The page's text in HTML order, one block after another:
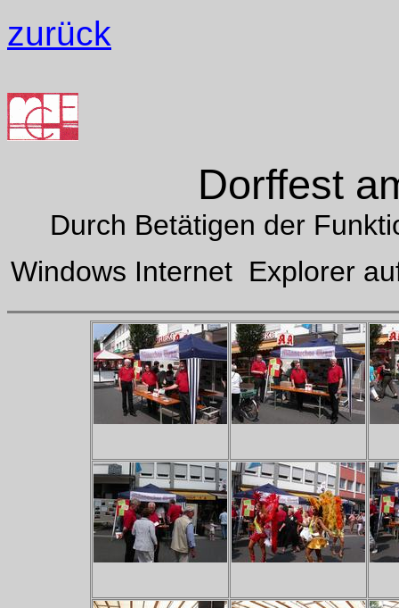
zurück
Dorffest
Durch Betätigen der
Windows Internet Explorer